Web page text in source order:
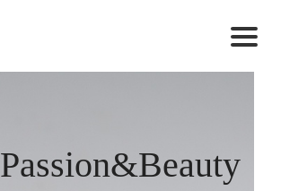
Passion&Beauty